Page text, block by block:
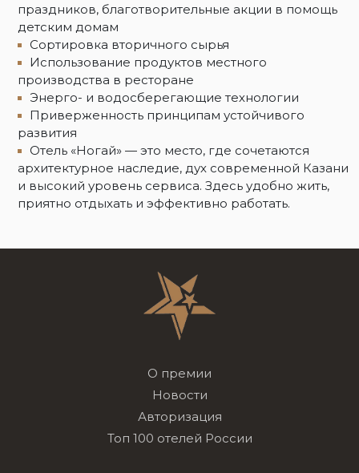
праздников, благотворительные акции в помощь
детским домам
Сортировка вторичного сырья
Использование продуктов местного
производства в ресторане
Энерго- и водосберегающие технологии
Приверженность принципам устойчивого
развития
Отель «Ногай» — это место, где сочетаются
архитектурное наследие, дух современной Казани
и высокий уровень сервиса. Здесь удобно жить,
приятно отдыхать и эффективно работать.
О премии
Новости
Авторизация
Топ 100 отелей России